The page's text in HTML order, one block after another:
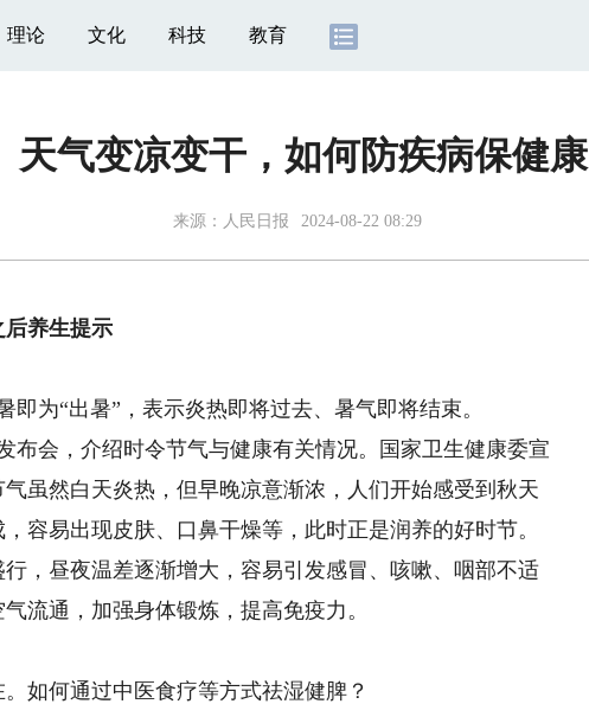
理论 文化 科技 教育
天气变凉变干，如何防疾病保健康
来源： 人民日报 2024-08-22 08:29
后养生提示
为“出暑”，表示炎热即将过去、暑气即将结束。
会，介绍时令节气与健康有关情况。国家卫生健康委宣
虽然白天炎热，但早晚凉意渐浓，人们开始感受到秋天
容易出现皮肤、口鼻干燥等，此时正是润养的好时节。
，昼夜温差逐渐增大，容易引发感冒、咳嗽、咽部不适
流通，加强身体锻炼，提高免疫力。
何通过中医食疗等方式祛湿健脾？